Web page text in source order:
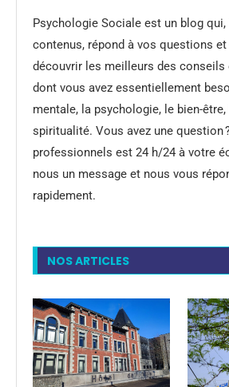
Psychologie Sociale est un blog qui,
contenus, répond à vos questions
découvrir les meilleurs des conseils
dont vous avez essentiellement
mentale, la psychologie, le bien-
spiritualité. Vous avez une question
professionnels est 24 h/24 à votre
nous un message et nous vous
rapidement.
NOS ARTICLES